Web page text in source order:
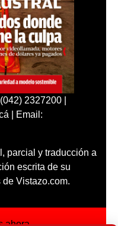
2327200 |
| Email:
parcial y traducción a
escrita de su
Vistazo.com.
ahora